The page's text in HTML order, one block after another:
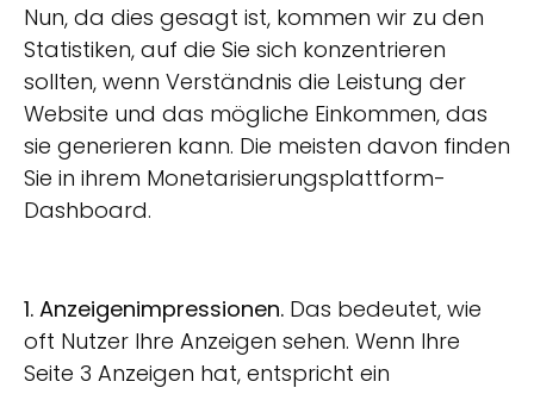
Nun, da dies gesagt ist, kommen wir zu den
Statistiken, auf die Sie sich konzentrieren
sollten, wenn Verständnis die Leistung der
Website und das mögliche Einkommen, das
sie generieren kann. Die meisten davon finden
Sie in ihrem Monetarisierungsplattform-
Dashboard.
1. Anzeigenimpressionen. Das bedeutet, wie
oft Nutzer Ihre Anzeigen sehen. Wenn Ihre
Seite 3 Anzeigen hat, entspricht ein